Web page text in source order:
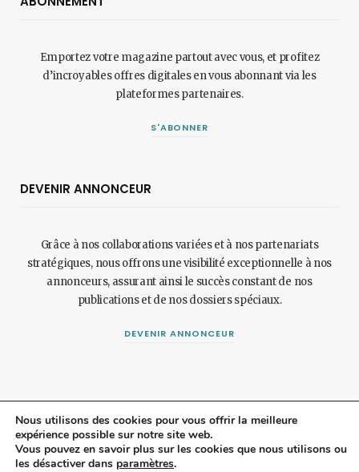
Emportez votre magazine partout avec vous, et profitez
d’incroyables offres digitales en vous abonnant via les
plateformes partenaires.
S'ABONNER
DEVENIR ANNONCEUR
Grâce à nos collaborations variées et à nos partenariats
stratégiques, nous offrons une visibilité exceptionnelle à nos
annonceurs, assurant ainsi le succès constant de nos
publications et de nos dossiers spéciaux.
DEVENIR ANNONCEUR
© 2024 Maisonetjardinmagazine.fr. Mentions légalesetpolitique de
confidentialité
Nous utilisons des cookies pour vous offrir la meilleure
expérience possible sur notre site web.
Vous pouvez en savoir plus sur les cookies que nous utilisons ou
les désactiver dans paramètres.